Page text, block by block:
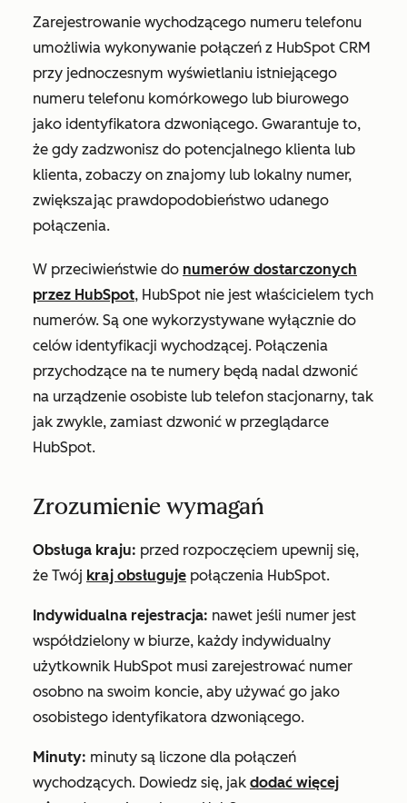
Zarejestrowanie wychodzącego numeru telefonu
umożliwia wykonywanie połączeń z HubSpot CRM
przy jednoczesnym wyświetlaniu istniejącego
numeru telefonu komórkowego lub biurowego
jako identyfikatora dzwoniącego. Gwarantuje to,
że gdy zadzwonisz do potencjalnego klienta lub
klienta, zobaczy on znajomy lub lokalny numer,
zwiększając prawdopodobieństwo udanego
połączenia.
W przeciwieństwie do numerów dostarczonych
przez HubSpot, HubSpot nie jest właścicielem tych
numerów. Są one wykorzystywane wyłącznie do
celów identyfikacji wychodzącej. Połączenia
przychodzące na te numery będą nadal dzwonić
na urządzenie osobiste lub telefon stacjonarny, tak
jak zwykle, zamiast dzwonić w przeglądarce
HubSpot.
Zrozumienie wymagań
Obsługa kraju: przed rozpoczęciem upewnij się,
że Twój kraj obsługuje połączenia HubSpot.
Indywidualna rejestracja: nawet jeśli numer jest
współdzielony w biurze, każdy indywidualny
użytkownik HubSpot musi zarejestrować numer
osobno na swoim koncie, aby używać go jako
osobistego identyfikatora dzwoniącego.
Minuty: minuty są liczone dla połączeń
wychodzących. Dowiedz się, jak dodać więcej